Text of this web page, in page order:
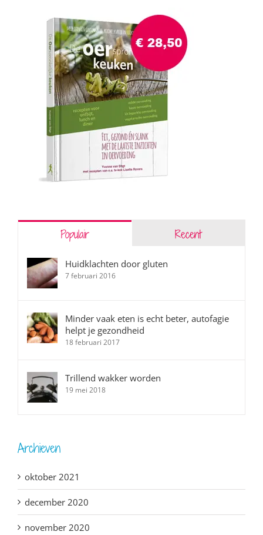
Populair Recent
Huidklachten door gluten
7 februari 2016
Minder vaak eten is echt beter, autofagie
helpt je gezondheid
18 februari 2017
Trillend wakker worden
19 mei 2018
Archieven
oktober 2021
december 2020
november 2020